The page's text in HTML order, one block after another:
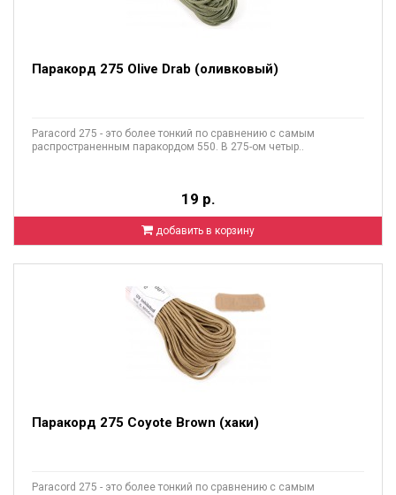
Паракорд 275 Olive Drab (оливковый)
Paracord 275 - это более тонкий по сравнению с самым
распространенным паракордом 550. В 275-ом четыр..
19 р.
добавить в корзину
Паракорд 275 Coyote Brown (хаки)
Paracord 275 - это более тонкий по сравнению с самым